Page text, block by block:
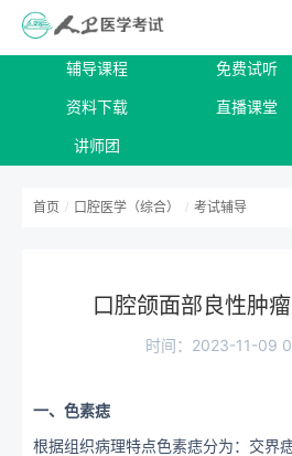
辅导课程 免费试听
资料下载 直播课堂
讲师团
首页 / 口腔医学（综合） / 考试辅导
口腔颌面部良性肿
时间：2023-11-09
一、色素痣
根据组织病理特点色素痣分为：交界